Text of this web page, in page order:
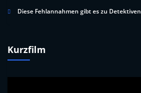
Diese Fehlannahmen gibt es zu Detektiven
Kurzfilm